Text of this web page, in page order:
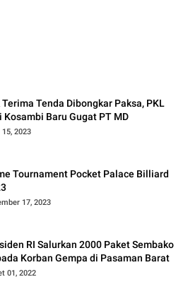
Terima Tenda Dibongkar Paksa, PKL
Kosambi Baru Gugat PT MD
2023
Tournament Pocket Palace Billiard
17, 2023
RI Salurkan 2000 Paket Sembako
Korban Gempa di Pasaman Barat
01, 2022